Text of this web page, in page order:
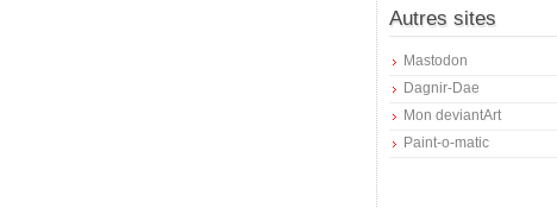
Autres sites
Mastodon
Dagnir-Dae
Mon deviantArt
Paint-o-matic